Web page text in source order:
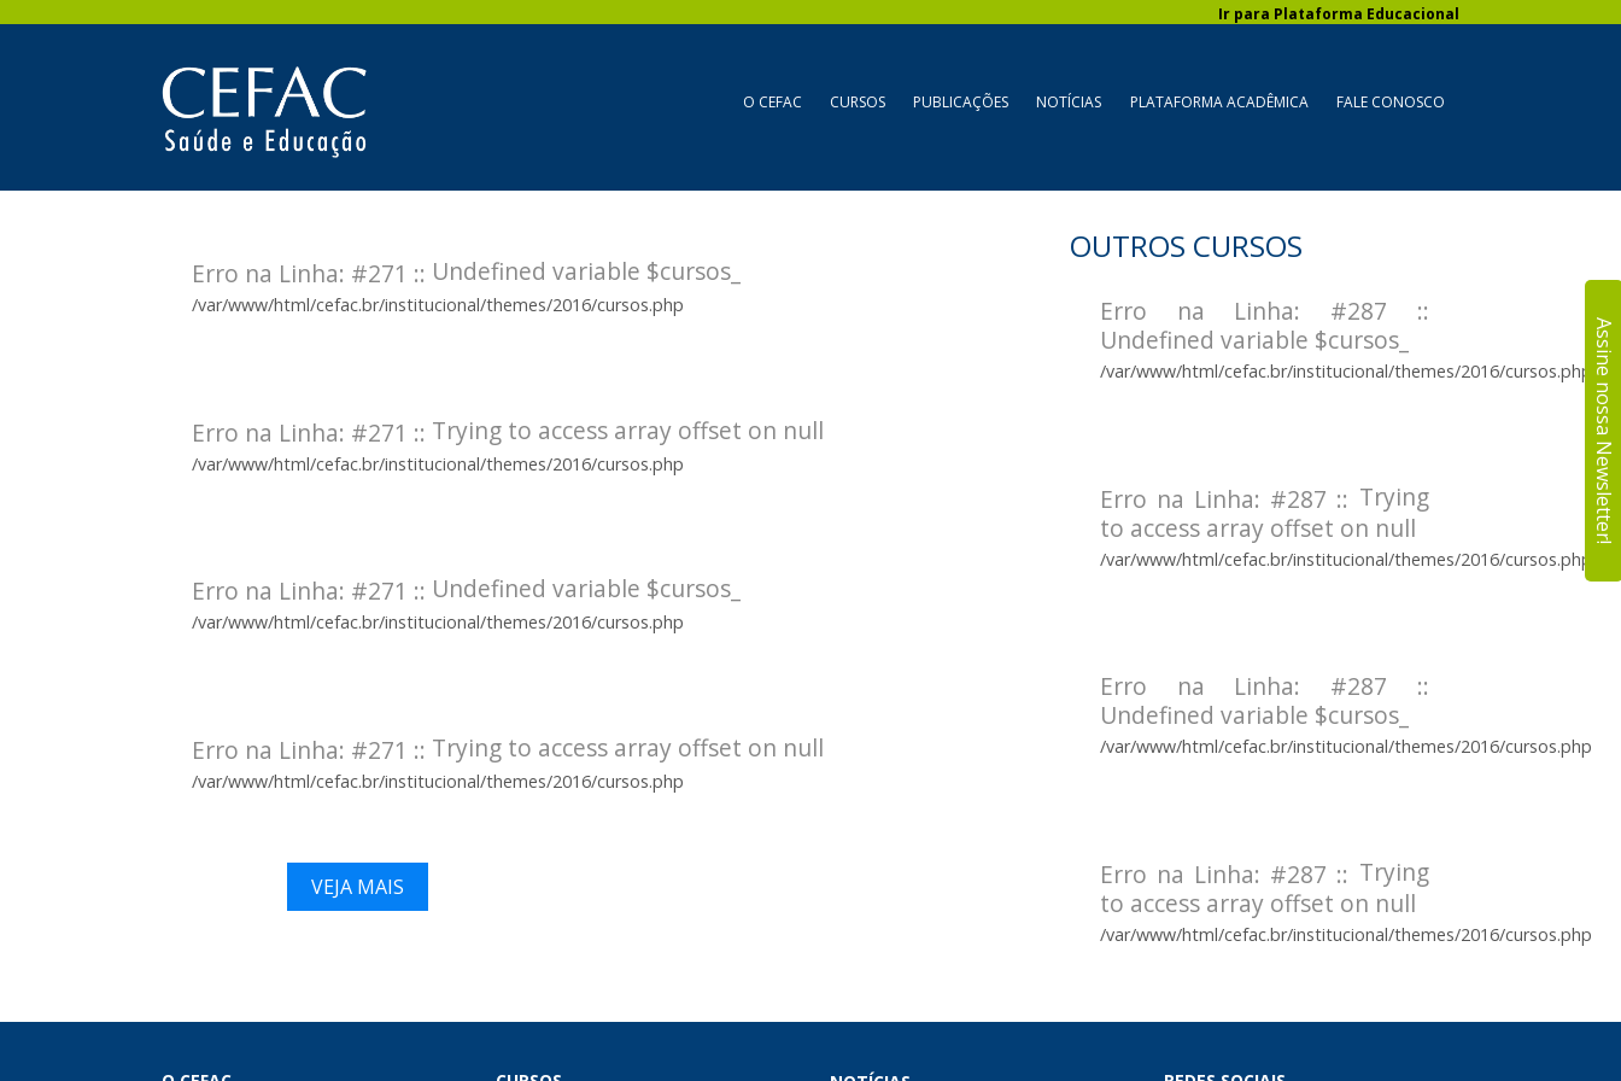
Ir para Plataforma Educacional
O CEFAC CURSOS PUBLICAÇÕES NOTÍCIAS PLATAFORMA ACADÊMICA FALE CONOSCO
Erro na Linha: #271 :: Undefined variable $cursos_
/var/www/html/cefac.br/institucional/themes/2016/cursos.php
Erro na Linha: #271 :: Trying to access array offset on null
/var/www/html/cefac.br/institucional/themes/2016/cursos.php
Erro na Linha: #271 :: Undefined variable $cursos_
/var/www/html/cefac.br/institucional/themes/2016/cursos.php
Erro na Linha: #271 :: Trying to access array offset on null
/var/www/html/cefac.br/institucional/themes/2016/cursos.php
VEJA MAIS
OUTROS CURSOS
Erro na Linha: #287 ::
Undefined variable $cursos_
/var/www/html/cefac.br/institucional/themes/2016/cursos.php
Erro na Linha: #287 :: Trying
to access array offset on null
/var/www/html/cefac.br/institucional/themes/2016/cursos.php
Erro na Linha: #287 ::
Undefined variable $cursos_
/var/www/html/cefac.br/institucional/themes/2016/cursos.php
Erro na Linha: #287 :: Trying
to access array offset on null
/var/www/html/cefac.br/institucional/themes/2016/cursos.php
Assine nossa Newsletter!